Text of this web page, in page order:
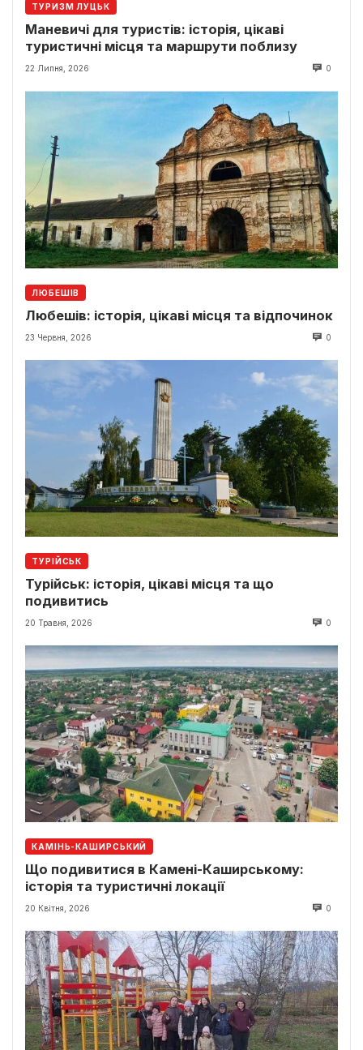
ТУРИЗМ ЛУЦЬК
Маневичі для туристів: історія, цікаві
туристичні місця та маршрути поблизу
22 Липня, 2026 0
ЛЮБЕШІВ
Любешів: історія, цікаві місця та відпочинок
23 Червня, 2026 0
ТУРІЙСЬК
Турійськ: історія, цікаві місця та що
подивитись
20 Травня, 2026 0
КАМІНЬ-КАШИРСЬКИЙ
Що подивитися в Камені-Каширському:
історія та туристичні локації
20 Квітня, 2026 0